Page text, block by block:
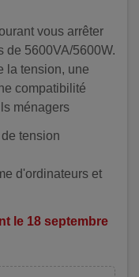
vous arrêter
de 5600VA/5600W.
la tension, une
compatibilité
ménagers
tension
d'ordinateurs et
le 18 septembre